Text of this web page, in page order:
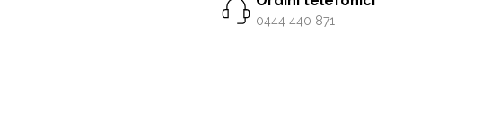
0444 440 871